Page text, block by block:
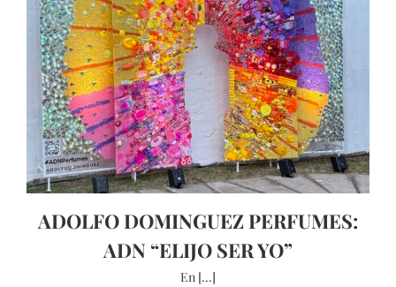
ADOLFO DOMINGUEZ PERFUMES:
ADN “ELIJO SER YO”
En [...]